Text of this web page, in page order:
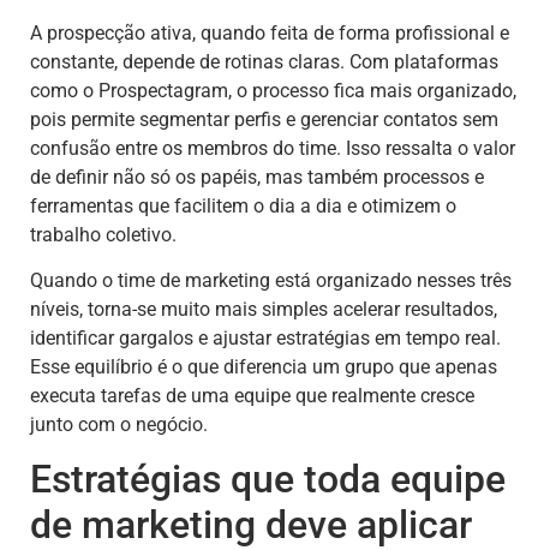
A prospecção ativa, quando feita de forma profissional e
constante, depende de rotinas claras. Com plataformas
como o Prospectagram, o processo fica mais organizado,
pois permite segmentar perfis e gerenciar contatos sem
confusão entre os membros do time. Isso ressalta o valor
de definir não só os papéis, mas também processos e
ferramentas que facilitem o dia a dia e otimizem o
trabalho coletivo.
Quando o time de marketing está organizado nesses três
níveis, torna-se muito mais simples acelerar resultados,
identificar gargalos e ajustar estratégias em tempo real.
Esse equilíbrio é o que diferencia um grupo que apenas
executa tarefas de uma equipe que realmente cresce
junto com o negócio.
Estratégias que toda equipe
de marketing deve aplicar